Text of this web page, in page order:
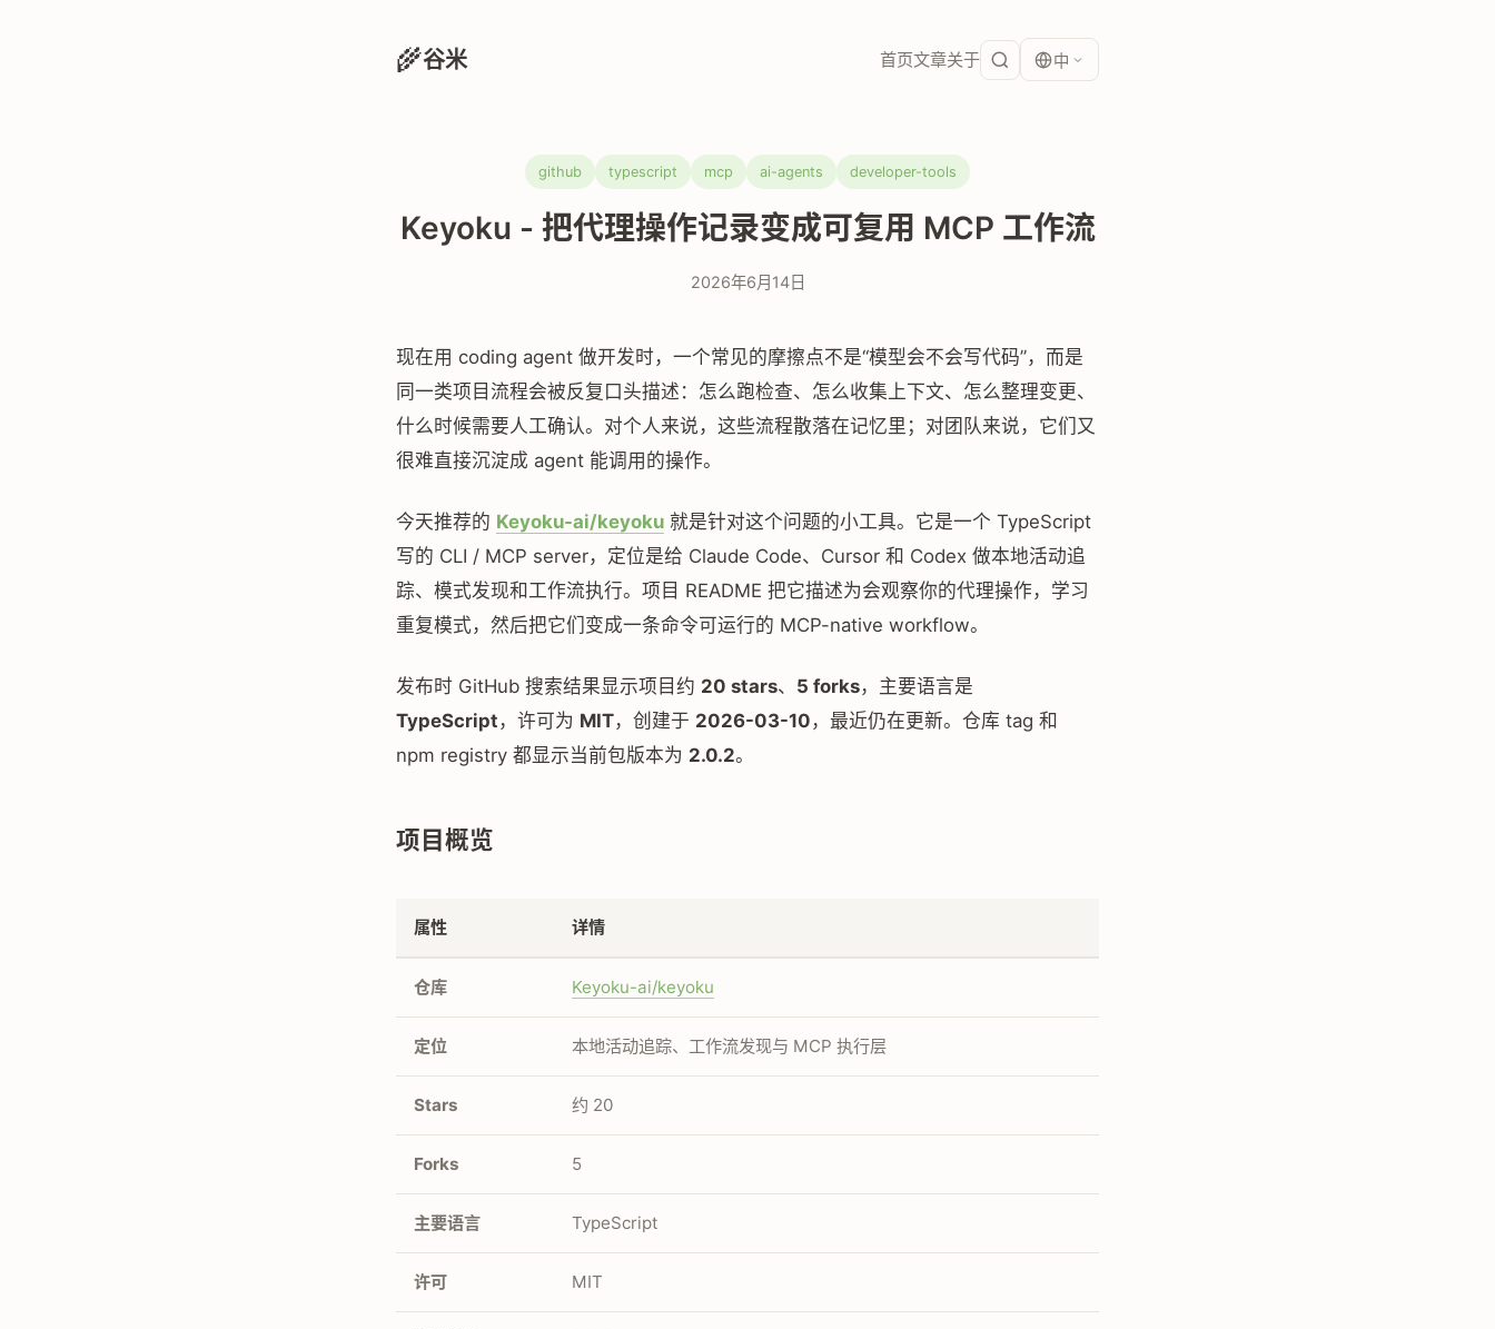
🌾谷米 首页文章关于 中
github typescript mcp ai-agents developer-tools
Keyoku - 把代理操作记录变成可复用 MCP 工作流
2026年6月14日
现在用 coding agent 做开发时，一个常见的摩擦点不是“模型会不会写代码”，而是
同一类项目流程会被反复口头描述：怎么跑检查、怎么收集上下文、怎么整理变更、
什么时候需要人工确认。对个人来说，这些流程散落在记忆里；对团队来说，它们又
很难直接沉淀成 agent 能调用的操作。
今天推荐的 Keyoku-ai/keyoku 就是针对这个问题的小工具。它是一个 TypeScript
写的 CLI / MCP server，定位是给 Claude Code、Cursor 和 Codex 做本地活动追
踪、模式发现和工作流执行。项目 README 把它描述为会观察你的代理操作，学习
重复模式，然后把它们变成一条命令可运行的 MCP-native workflow。
发布时 GitHub 搜索结果显示项目约 20 stars、 5 forks，主要语言是
TypeScript ，许可为 MIT，创建于 2026-03-10 ，最近仍在更新。仓库 tag 和
npm registry 都显示当前包版本为 2.0.2。
项目概览
属性 详情
仓库 Keyoku-ai/keyoku
定位 本地活动追踪、工作流发现与 MCP 执行层
Stars 约 20
Forks 5
主要语言 TypeScript
许可 MIT